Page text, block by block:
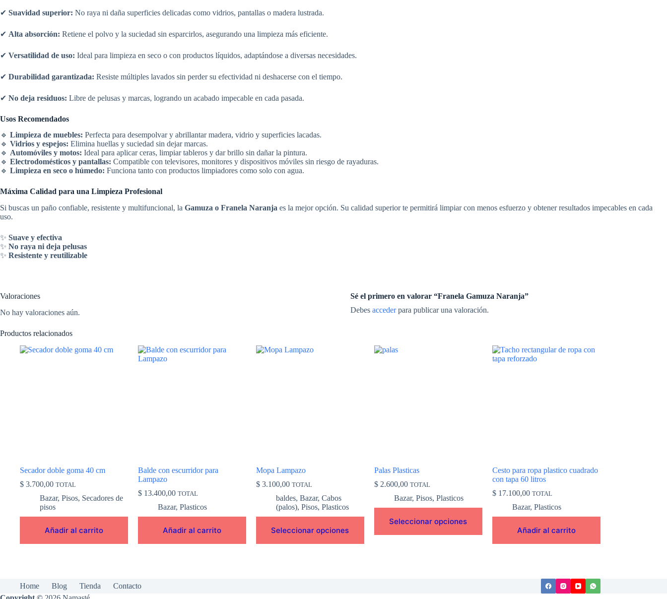
✔ Suavidad superior: No raya ni daña superficies delicadas como vidrios, pantallas o madera lustrada.
✔ Alta absorción: Retiene el polvo y la suciedad sin esparcirlos, asegurando una limpieza más eficiente.
✔ Versatilidad de uso: Ideal para limpieza en seco o con productos líquidos, adaptándose a diversas necesidades.
✔ Durabilidad garantizada: Resiste múltiples lavados sin perder su efectividad ni deshacerse con el tiempo.
✔ No deja residuos: Libre de pelusas y marcas, logrando un acabado impecable en cada pasada.
Usos Recomendados
🔹 Limpieza de muebles: Perfecta para desempolvar y abrillantar madera, vidrio y superficies lacadas.
🔹 Vidrios y espejos: Elimina huellas y suciedad sin dejar marcas.
🔹 Automóviles y motos: Ideal para aplicar ceras, limpiar tableros y dar brillo sin dañar la pintura.
🔹 Electrodomésticos y pantallas: Compatible con televisores, monitores y dispositivos móviles sin riesgo de rayaduras.
🔹 Limpieza en seco o húmedo: Funciona tanto con productos limpiadores como solo con agua.
Máxima Calidad para una Limpieza Profesional
Si buscas un paño confiable, resistente y multifuncional, la Gamuza o Franela Naranja es la mejor opción. Su calidad superior te permitirá limpiar con menos esfuerzo y obtener resultados impecables en cada
uso.
✨ Suave y efectiva
✨ No raya ni deja pelusas
✨ Resistente y reutilizable
Valoraciones
No hay valoraciones aún.
Sé el primero en valorar “Franela Gamuza Naranja”
Debes accederpara publicar una valoración.
Productos relacionados
Secador doble goma 40 cm
$ 3.700,00 TOTAL
Bazar, Pisos, Secadores de
pisos
Añadir al carrito
Balde con escurridor para
Lampazo
$13.400,00 TOTAL
Bazar, Plasticos
Añadir al carrito
Mopa Lampazo
$3.100,00 TOTAL
baldes, Bazar, Cabos
(palos), Pisos, Plasticos
Seleccionar opciones
Este
producto
Palas Plasticas
$2.600,00 TOTAL
Bazar, Pisos, Plasticos
Seleccionar opciones
Este
producto
Cesto para ropa plastico cuadrado
con tapa 60 litros
$17.100,00 TOTAL
Bazar, Plasticos
Añadir al carrito
Home Blog Tienda
Contacto